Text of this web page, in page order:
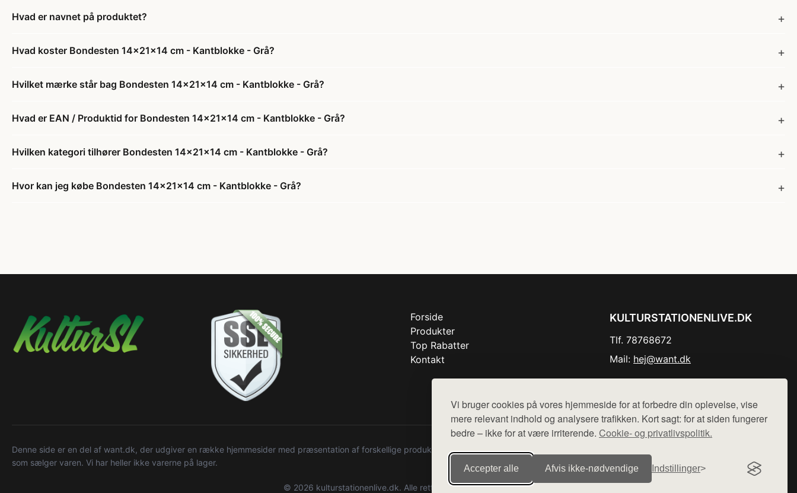
Vi bruger cookies på vores hjemmeside for at forbedre din oplevelse, vise
mere relevant indhold og analysere trafikken. Kort sagt: for at siden fungerer
bedre – ikke for at være irriterende. Cookie- og privatlivspolitik.
Accepter alle Afvis ikke‑nødvendige Indstillinger
Hvad er navnet på produktet?
Hvad koster Bondesten 14x21x14 cm - Kantblokke - Grå?
Hvilket mærke står bag Bondesten 14x21x14 cm - Kantblokke - Grå?
Hvad er EAN / Produktid for Bondesten 14x21x14 cm - Kantblokke - Grå?
Hvilken kategori tilhører Bondesten 14x21x14 cm - Kantblokke - Grå?
Hvor kan jeg købe Bondesten 14x21x14 cm - Kantblokke - Grå?
Forside
Produkter
Top Rabatter
Kontakt
KULTURSTATIONENLIVE.DK
Tlf. 78768672
Mail: hej@want.dk
Denne side er en del af want.dk, der udgiver en række hjemmesider med præsentation af forskellige produkter fra diverse webshops. Der sælges ikke varer fra denne side - vi henviser til de shops,
som sælger varen. Vi har heller ikke varerne på lager.
© 2026 kulturstationenlive.dk. Alle rettigheder forbeholdes.